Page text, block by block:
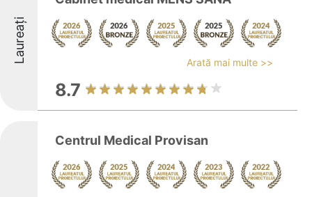
Laureați Arată mai multe >>
8.7
Centrul Medical Provisan